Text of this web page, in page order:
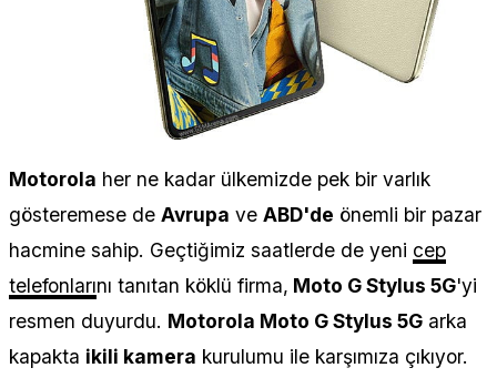
Motorola her ne kadar ülkemizde pek bir varlık
gösteremese de Avrupa ve ABD'de önemli bir pazar
hacmine sahip. Geçtiğimiz saatlerde de yeni cep
telefonlarını tanıtan köklü firma, Moto G Stylus 5G'yi
resmen duyurdu. Motorola Moto G Stylus 5G arka
kapakta ikili kamera kurulumu ile karşımıza çıkıyor.